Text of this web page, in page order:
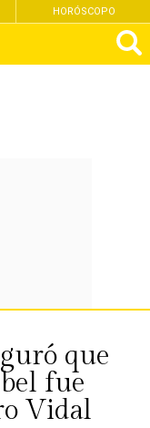
HORÓSCOPO
que
fue
Vidal